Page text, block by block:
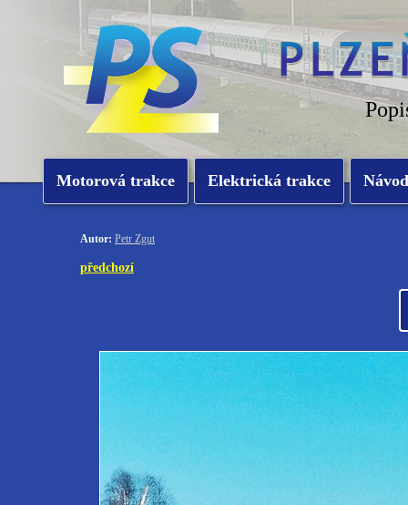
Motorová trakce Elektrická trakce
Autor: Petr Zgut
předchozí